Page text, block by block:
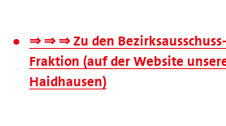
⇒ ⇒ ⇒ Zu den
Fraktion (auf der Website
Haidhausen)